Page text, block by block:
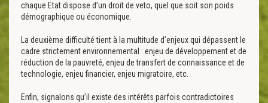
chaque Etat dispose d’un droit de veto, quel que soit son poids
démographique ou économique.
La deuxième difficulté tient à la multitude d’enjeux qui dépassent le
cadre strictement environnemental : enjeu de développement et de
réduction de la pauvreté, enjeu de transfert de connaissance et de
technologie, enjeu financier, enjeu migratoire, etc.
Enfin, signalons qu’il existe des intérêts parfois contradictoires